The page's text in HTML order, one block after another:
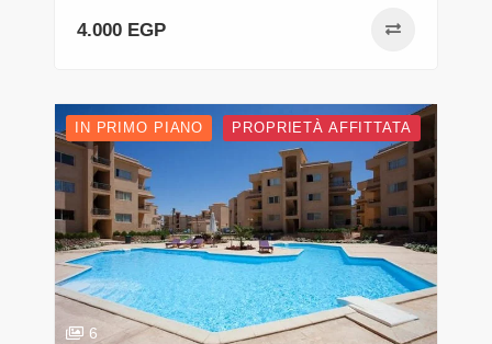
4.000 EGP
IN PRIMO PIANO PROPRIETÀ AFFITTATA
6